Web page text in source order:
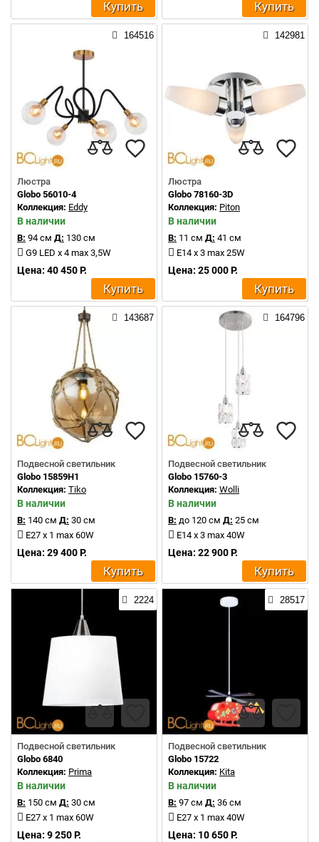
Купить Купить
164516
Люстра
Globo 56010-4
Коллекция: Eddy
В наличии
В: 94 см Д: 130 см
G9 LED x 4 max 3,5W
Цена: 40 450 Р.
Купить
142981
Люстра
Globo 78160-3D
Коллекция: Piton
В наличии
В: 11 см Д: 41 см
E14 x 3 max 25W
Цена: 25 000 Р.
Купить
143687
Подвесной светильник
Globo 15859H1
Коллекция: Tiko
В наличии
В: 140 см Д: 30 см
E27 x 1 max 60W
Цена: 29 400 Р.
Купить
164796
Подвесной светильник
Globo 15760-3
Коллекция: Wolli
В наличии
В: до 120 см Д: 25 см
E14 x 3 max 40W
Цена: 22 900 Р.
Купить
2224
Подвесной светильник
Globo 6840
Коллекция: Prima
В наличии
В: 150 см Д: 30 см
E27 x 1 max 60W
Цена: 9 250 Р.
28517
Подвесной светильник
Globo 15722
Коллекция: Kita
В наличии
В: 97 см Д: 36 см
E27 x 1 max 40W
Цена: 10 650 Р.